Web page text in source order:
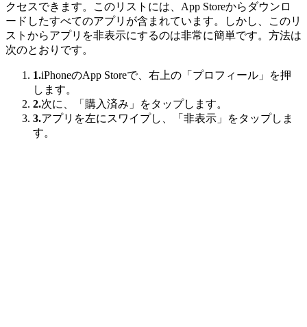
クセスできます。このリストには、App Storeからダウンロ
ードしたすべてのアプリが含まれています。しかし、このリ
ストからアプリを非表示にするのは非常に簡単です。方法は
次のとおりです。
1.iPhoneのApp Storeで、右上の「プロフィール」を押
します。
2.次に、「購入済み」をタップします。
3.アプリを左にスワイプし、「非表示」をタップしま
す。